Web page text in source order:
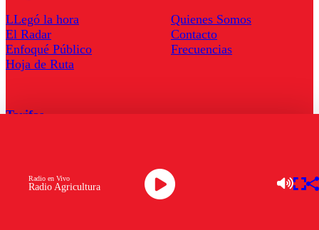
Radio Agricultura
Radio en Vivo
LLegó la hora
El Radar
Enfoqué Público
Hoja de Ruta
Quienes Somos
Contacto
Frecuencias
Tarifas